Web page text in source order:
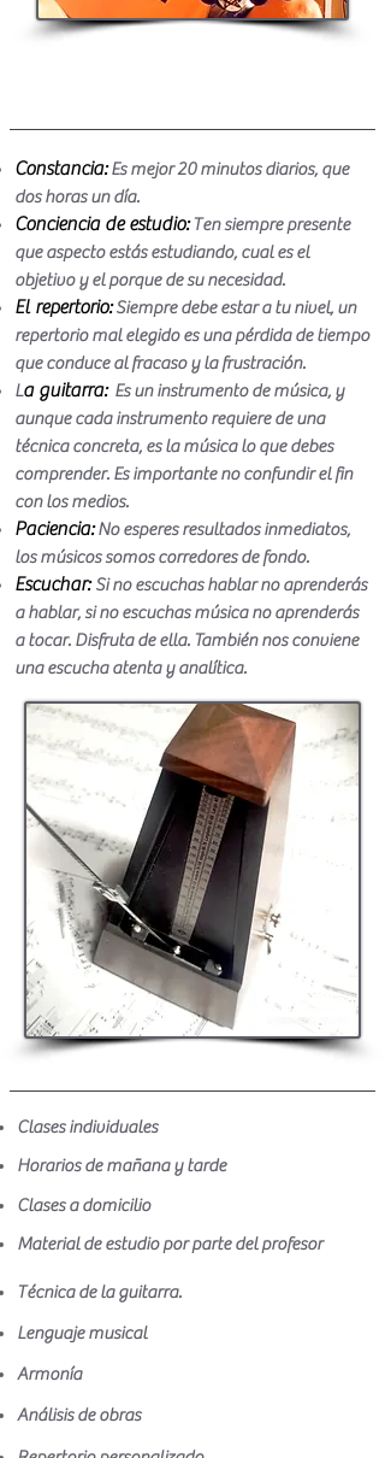
Constancia:Es mejor 20 minutos diarios, que
dos horas un día.​
Conciencia de estudio:Ten siempre presente
que aspecto estás estudiando, cual es el
objetivo y el porque de su necesidad.​
El repertorio: Siempre debe estar a tu nivel, un
repertorio mal elegido es una pérdida de tiempo
que conduce al fracaso y la frustración.
La guitarra:Es un instrumento de música, y
aunque cada instrumento requiere de una
técnica concreta, es la música lo que debes
comprender. Es importante no confundir el fin
con los medios.
Paciencia:No esperes resultados inmediatos,
los músicos somos corredores de fondo.
Escuchar:Si no escuchas hablar no aprenderás
a hablar, si no escuchas música no aprenderás
a tocar. Disfruta de ella. También nos conviene
una escucha atenta y analítica.
Clases individuales ​
Horarios de mañana y tarde
Clases a domicilio
Material de estudio por parte del profesor
Técnica de la guitarra.
Lenguaje musical
Armonía
Análisis de obras